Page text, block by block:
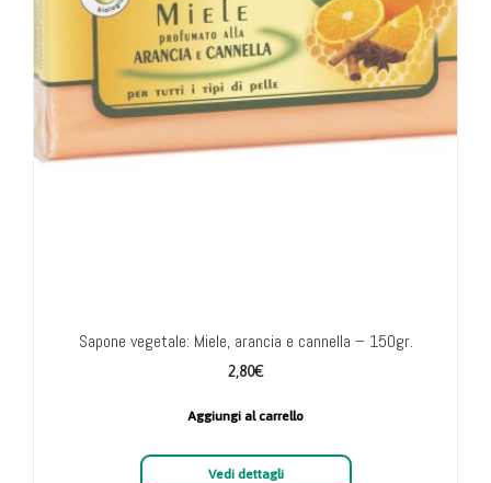
Sapone vegetale: Miele, arancia e cannella – 150gr.
2,80€
Aggiungi al carrello
Vedi dettagli